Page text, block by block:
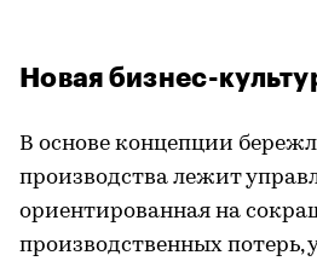
Новая бизнес-
В основе концепции
производства лежит
ориентированная на
производственных потерь,